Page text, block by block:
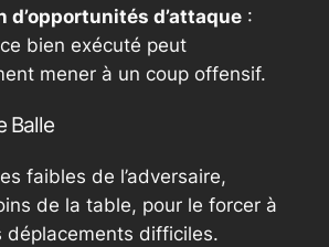
d’opportunités d’attaque:
bien exécuté peut
mener à un coup offensif.
Balle
faibles de l’adversaire,
de la table, pour le forcer à
déplacements difficiles.